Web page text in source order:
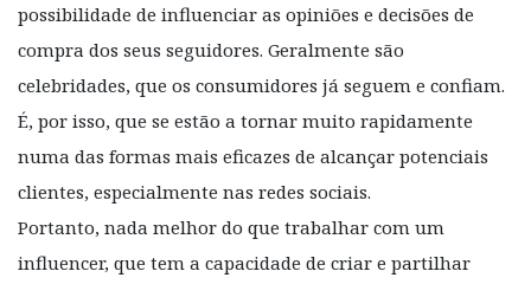
possibilidade de influenciar as opiniões e decisões de
compra dos seus seguidores. Geralmente são
celebridades, que os consumidores já seguem e confiam.
É, por isso, que se estão a tornar muito rapidamente
numa das formas mais eficazes de alcançar potenciais
clientes, especialmente nas redes sociais.
Portanto, nada melhor do que trabalhar com um
influencer, que tem a capacidade de criar e partilhar